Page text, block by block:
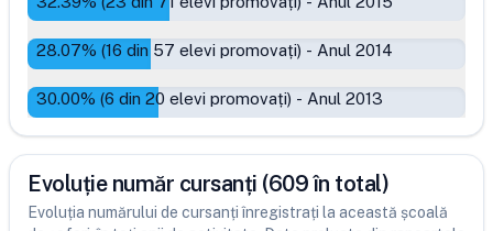
28.07% (16 din 57 elevi promovați) - Anul 2014
30.00% (6 din 20 elevi promovați) - Anul 2013
Evoluție număr cursanți (609 în total)
Evoluția numărului de cursanți înregistrați la această școală